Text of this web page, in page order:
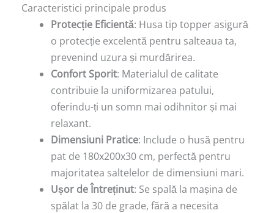
Caracteristici principale produs
Protecție Eficientă: Husa tip topper asigură
o protecție excelentă pentru salteaua ta,
prevenind uzura și murdărirea.
Confort Sporit: Materialul de calitate
contribuie la uniformizarea patului,
oferindu-ți un somn mai odihnitor și mai
relaxant.
Dimensiuni Pratice: Include o husă pentru
pat de 180x200x30 cm, perfectă pentru
majoritatea saltelelor de dimensiuni mari.
Ușor de Întreținut: Se spală la mașina de
spălat la 30 de grade, fără a necesita